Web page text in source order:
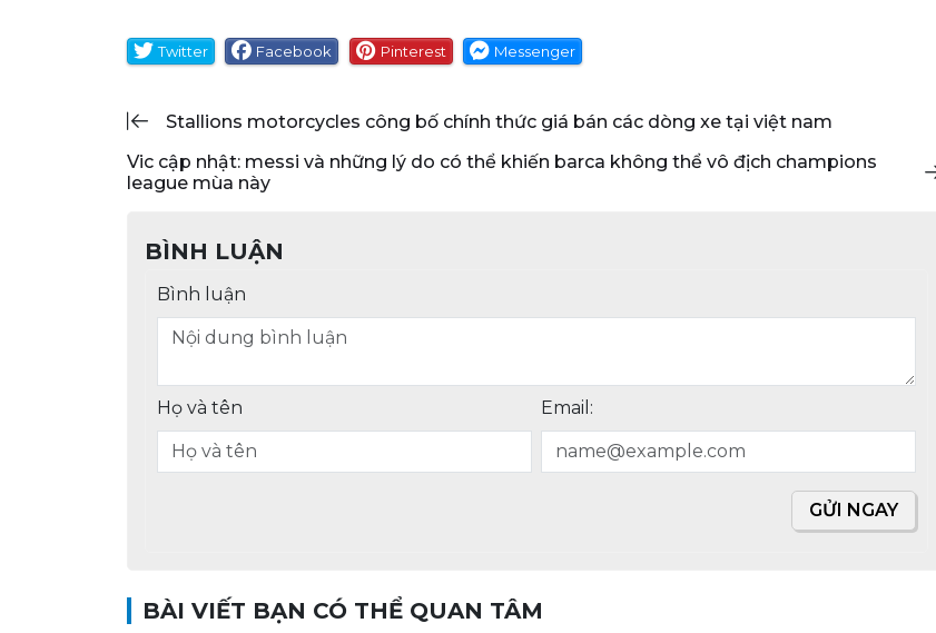
Twitter Facebook Pinterest Messenger
stallions motorcycles công bố chính thức giá bán các dòng xe tại việt nam
vic cập nhật: messi và những lý do có thể khiến barca không thể vô địch champions
league mùa này
BÌNH LUẬN
Bình luận
Họ và tên Email:
GỬI NGAY
BÀI VIẾT BẠN CÓ THỂ QUAN TÂM